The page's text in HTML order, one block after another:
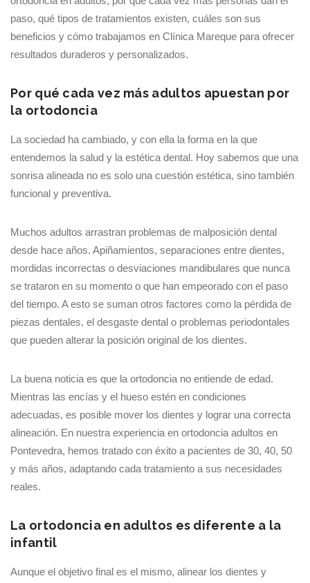
paso, qué tipos de tratamientos existen, cuáles son sus
beneficios y cómo trabajamos en Clínica Mareque para ofrecer
resultados duraderos y personalizados.
Por qué cada vez más adultos apuestan por
la ortodoncia
La sociedad ha cambiado, y con ella la forma en la que
entendemos la salud y la estética dental. Hoy sabemos que una
sonrisa alineada no es solo una cuestión estética, sino también
funcional y preventiva.
Muchos adultos arrastran problemas de malposición dental
desde hace años. Apiñamientos, separaciones entre dientes,
mordidas incorrectas o desviaciones mandibulares que nunca
se trataron en su momento o que han empeorado con el paso
del tiempo. A esto se suman otros factores como la pérdida de
piezas dentales, el desgaste dental o problemas periodontales
que pueden alterar la posición original de los dientes.
La buena noticia es que la ortodoncia no entiende de edad.
Mientras las encías y el hueso estén en condiciones
adecuadas, es posible mover los dientes y lograr una correcta
alineación. En nuestra experiencia en ortodoncia adultos en
Pontevedra, hemos tratado con éxito a pacientes de 30, 40, 50
y más años, adaptando cada tratamiento a sus necesidades
reales.
La ortodoncia en adultos es diferente a la
infantil
Aunque el objetivo final es el mismo, alinear los dientes y